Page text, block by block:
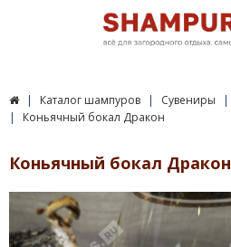
Каталог шампуров Сувениры
Коньячный бокал Дракон
Коньячный бокал Дракон